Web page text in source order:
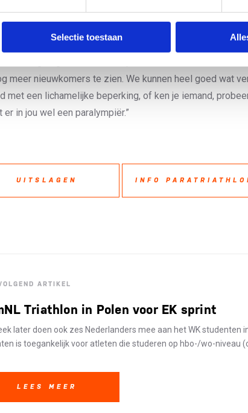
Selectie toestaan
vandaag weer een paar nieuwe
triathlonvirus”, vertelde Margret IJdema (uitkomend in
perfecte gelegenheid om de sport te leren kennen en van
meer nieuwkomers te zien. We kunnen heel goed wat
met een lichamelijke beperking, of ken je iemand,
er in jou wel een paralympiër.”
UITSLAGEN INFO
ARTIKEL
Triathlon in Polen voor EK sprint
later doen ook zes Nederlanders mee aan het WK studenten
is toegankelijk voor atleten die studeren op hbo-/wo-niveau
LEES MEER